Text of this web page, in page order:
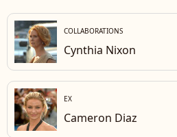
COLLABORATIONS
Cynthia Nixon
EX
Cameron Diaz